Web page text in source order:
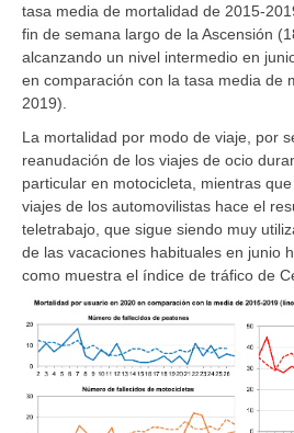
tasa media de mortalidad de 2015-
fin de semana largo de la Ascensión
alcanzando un nivel intermedio en
en comparación con la tasa media de
2019).
La mortalidad por modo de viaje, por
reanudación de los viajes de ocio
particular en motocicleta, mientras
viajes de los automovilistas hace el
teletrabajo, que sigue siendo muy
de las vacaciones habituales en junio
como muestra el índice de tráfico de